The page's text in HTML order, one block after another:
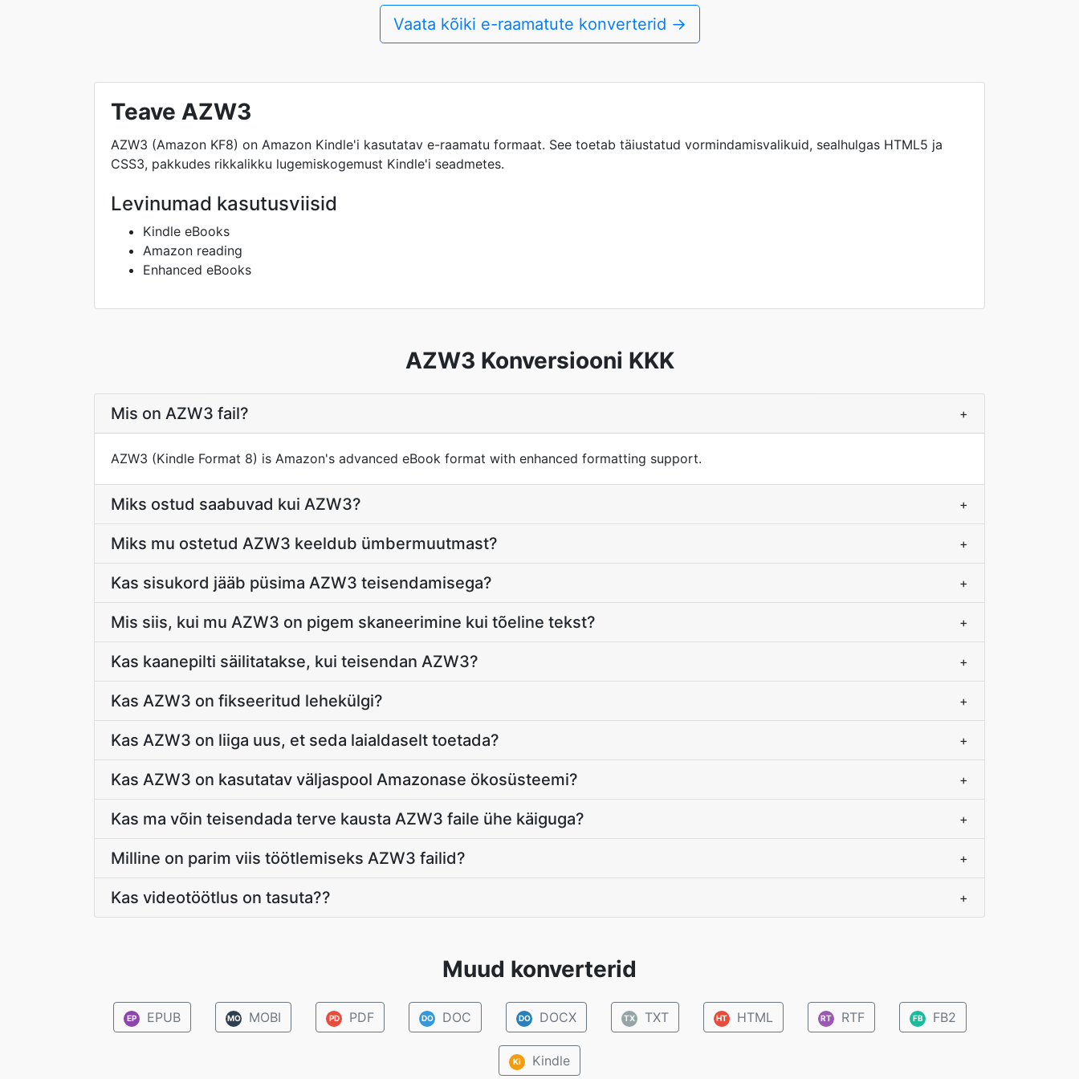
Vaata kõiki e-raamatute konverterid →
Teave AZW3
AZW3 (Amazon KF8) on Amazon Kindle'i kasutatav e-raamatu formaat. See toetab täiustatud vormindamisvalikuid, sealhulgas HTML5 ja
CSS3, pakkudes rikkalikku lugemiskogemust Kindle'i seadmetes.
Levinumad kasutusviisid
Kindle eBooks
Amazon reading
Enhanced eBooks
AZW3 Konversiooni KKK
Mis on AZW3 fail? +
AZW3 (Kindle Format 8) is Amazon's advanced eBook format with enhanced formatting support.
Miks ostud saabuvad kui AZW3? +
Miks mu ostetud AZW3 keeldub ümbermuutmast? +
Kas sisukord jääb püsima AZW3 teisendamisega? +
Mis siis, kui mu AZW3 on pigem skaneerimine kui tõeline tekst? +
Kas kaanepilti säilitatakse, kui teisendan AZW3? +
Kas AZW3 on fikseeritud lehekülgi? +
Kas AZW3 on liiga uus, et seda laialdaselt toetada? +
Kas AZW3 on kasutatav väljaspool Amazonase ökosüsteemi? +
Kas ma võin teisendada terve kausta AZW3 faile ühe käiguga? +
Milline on parim viis töötlemiseks AZW3 failid? +
Kas videotöötlus on tasuta?? +
Muud konverterid
EP EPUB MO MOBI PD PDF DO DOC DO DOCX TX TXT HT HTML RT RTF FB FB2
Ki Kindle